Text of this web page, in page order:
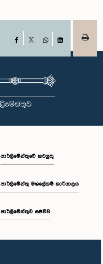
Facebook
WhatsAppLinkedIn
පාර්ලිමේන්තුවේ කටයුතු
පාර්ලිමේන්තු මහලේකම් කාර්යාලය
පාර්ලිමේන්තුව සජීවීව